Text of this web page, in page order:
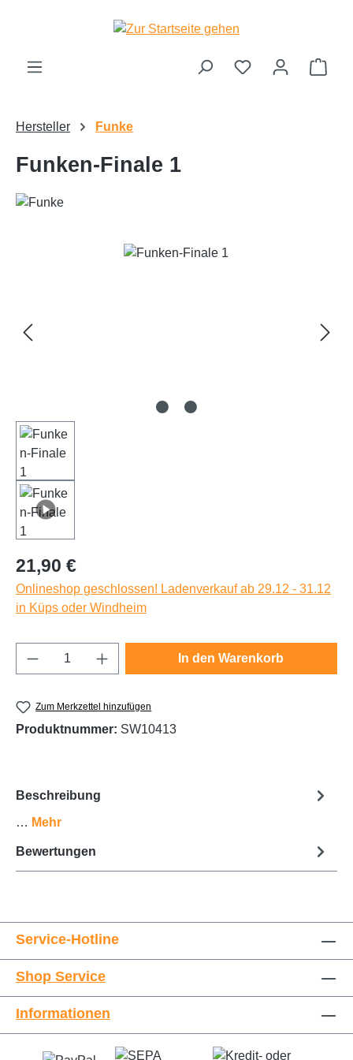
Zum Hauptinhalt springen
Hersteller Funke
Funken-Finale 1
Bildergalerie überspringen
Regulärer Preis:
21,90 €
Onlineshop geschlossen! Ladenverkauf ab 29.12 - 31.12
in Küps oder Windheim
Produkt Anzahl: Gib den gewünschten
In den Warenkorb
Zum Merkzettel hinzufügen
Produktnummer: SW10413
Beschreibung
… Mehr
Bewertungen
Service-Hotline
Shop Service
Informationen